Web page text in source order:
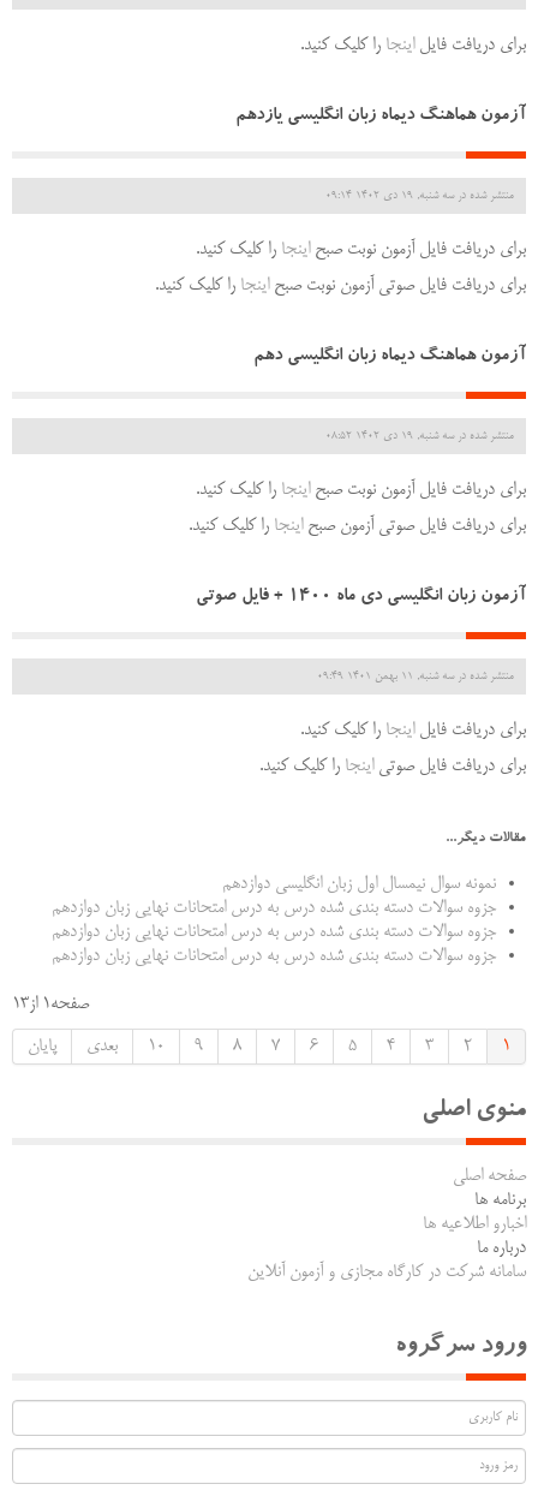
برای دریافت فایلاینجا را کلیک کنید.
آزمون هماهنگ دیماه زبان انگلیسی یازدهم
منتشر شده در سه شنبه, 19 دی 1402 09:14
برای دریافت فایل آزمون نوبت صبحاینجا را کلیک کنید.
برای دریافت فایل صوتی آزمون نوبت صبحاینجا را کلیک کنید.
آزمون هماهنگ دیماه زبان انگلیسی دهم
منتشر شده در سه شنبه, 19 دی 1402 08:52
برای دریافت فایل آزمون نوبت صبحاینجا را کلیک کنید.
برای دریافت فایل صوتی آزمون صبحاینجا را کلیک کنید.
آزمون زبان انگلیسی دی ماه 1400 + فایل صوتی
منتشر شده در سه شنبه, 11 بهمن 1401 09:49
برای دریافت فایلاینجا را کلیک کنید.
برای دریافت فایل صوتیاینجا را کلیک کنید.
مقالات دیگر...
نمونه سوال نیمسال اول زبان انگلیسی دوازدهم
جزوه سوالات دسته بندی شده درس به درس امتحانات نهایی زبان دوازدهم
جزوه سوالات دسته بندی شده درس به درس امتحانات نهایی زبان دوازدهم
جزوه سوالات دسته بندی شده درس به درس امتحانات نهایی زبان دوازدهم
صفحه1 از13
1
2
3
4
5
6
7
8
9
10 بعدی پایان
منوی اصلی
صفحه اصلی
برنامه ها
اخبارو اطلاعیه ها
درباره ما
سامانه شرکت در کارگاه مجازی و آزمون آنلاین
ورود سرگروه